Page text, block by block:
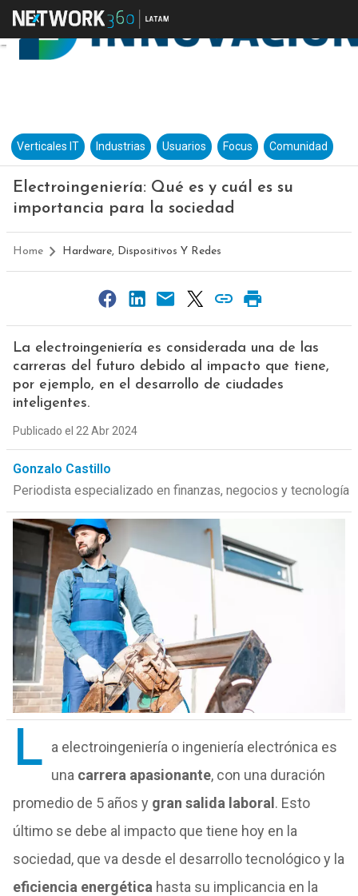
Verticales IT Industrias Usuarios Focus Comunidad
Electroingeniería: Qué es y cuál es su
importancia para la sociedad
Home Hardware, Dispositivos Y Redes
La electroingeniería es considerada una de las
carreras del futuro debido al impacto que tiene,
por ejemplo, en el desarrollo de ciudades
inteligentes.
Publicado el 22 Abr 2024
Gonzalo Castillo
Periodista especializado en finanzas, negocios y tecnología
L a electroingeniería o ingeniería electrónica es
una carrera apasionante, con una duración
promedio de 5 años y gran salida laboral . Esto
último se debe al impacto que tiene hoy en la
sociedad, que va desde el desarrollo tecnológico y la
eficiencia energética hasta su implicancia en la